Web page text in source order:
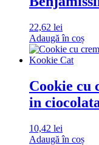
22,62 lei
Adaugă în coș
Cookie cu
in
10,42 lei
Adaugă în coș